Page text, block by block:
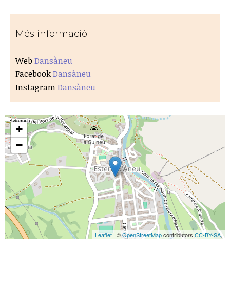
Més informació:
WebDansàneu
FacebookDansàneu
InstagramDansàneu
+
−
Leaflet| ©OpenStreetMapcontributors CC-BY-SA,